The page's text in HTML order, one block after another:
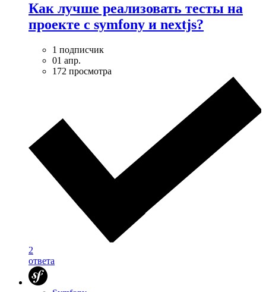
Как лучше реализовать тесты на
проекте с symfony и nextjs?
1 подписчик
01 апр.
172 просмотра
2
ответа